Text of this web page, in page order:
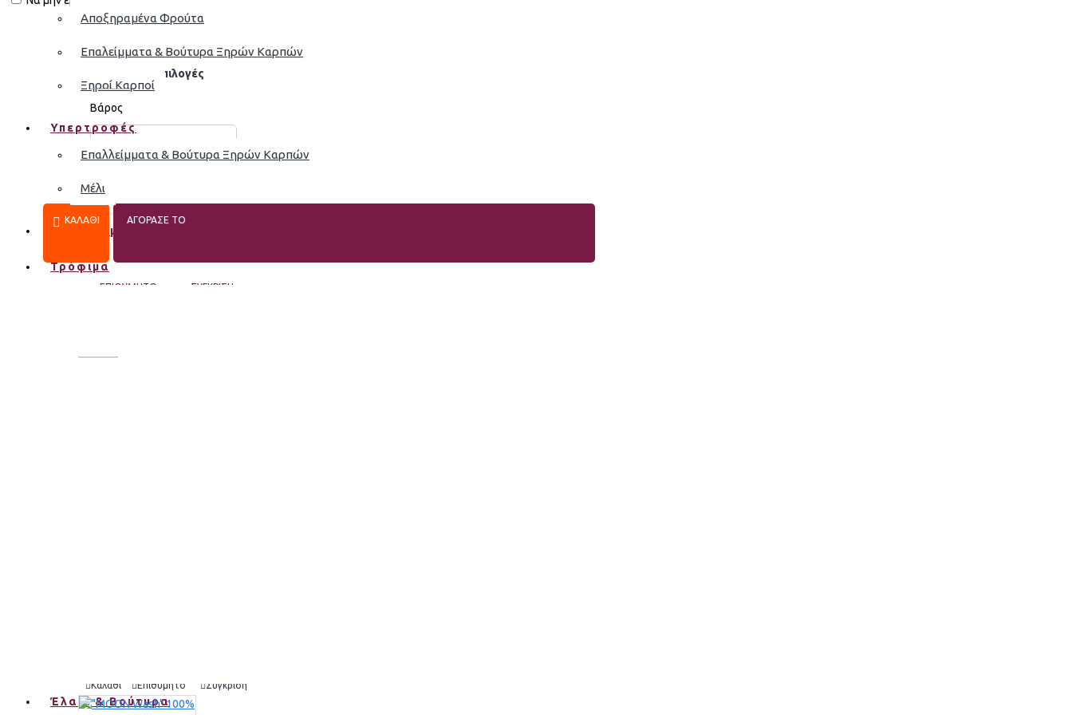
Αποξηραμένα Φρούτα
Επαλείμματα & Βούτυρα Ξηρών Καρπών
Ξηροί Καρποί
Υπερτροφές
Επαλλείμματα & Βούτυρα Ξηρών Καρπών
Μέλι
Αποξηραμένα Φρούτα
Τρόφιμα
Έλαια & Βούτυρα
0,70€
Διαθέσιμες Επιλογές
Βάρος
ΚΑΛΆΘΙ ΑΓΟΡΑΣΕ ΤΟ
ΕΠΙΘΥΜΗΤΌ ΣΎΓΚΡΙΣΗ
Καλάθι Επιθυμητό Σύγκριση